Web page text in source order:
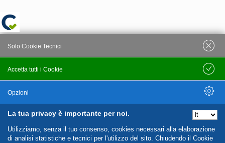
La tua privacy è importante per noi.
Utilizziamo, senza il tuo consenso, cookies necessari alla elaborazione
di analisi statistiche e tecnici per l'utilizzo del sito. Chiudendo il Cookie
Accetta tutti i Cookie
Solo Cookie Tecnici
Salva
Opzioni
Nascondi Opzioni